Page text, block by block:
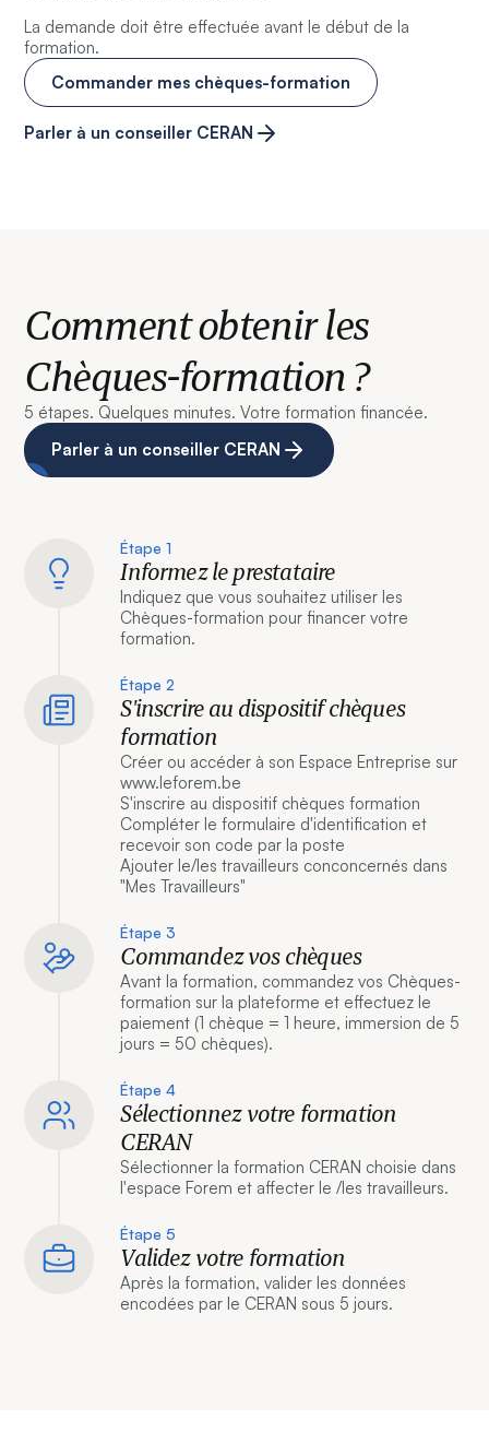
La demande doit être effectuée avant le début de la
formation.
Commander mes chèques-formation
Parler à un conseiller CERAN
Comment obtenir les
Chèques-formation ?
5 étapes. Quelques minutes. Votre formation financée.
Parler à un conseiller CERAN
Étape 1
Informez le prestataire
Indiquez que vous souhaitez utiliser les
Chèques-formation pour financer votre
formation.
Étape 2
S'inscrire au dispositif chèques
formation
Créer ou accéder à son Espace Entreprise sur
www.leforem.be
S'inscrire au dispositif chèques formation
Compléter le formulaire d'identification et
recevoir son code par la poste
Ajouter le/les travailleurs conconcernés dans
"Mes Travailleurs"
Étape 3
Commandez vos chèques
Avant la formation, commandez vos Chèques-
formation sur la plateforme et effectuez le
paiement (1 chèque = 1 heure, immersion de 5
jours = 50 chèques).
Étape 4
Sélectionnez votre formation
CERAN
Sélectionner la formation CERAN choisie dans
l'espace Forem et affecter le /les travailleurs.
Étape 5
Validez votre formation
Après la formation, valider les données
encodées par le CERAN sous 5 jours.